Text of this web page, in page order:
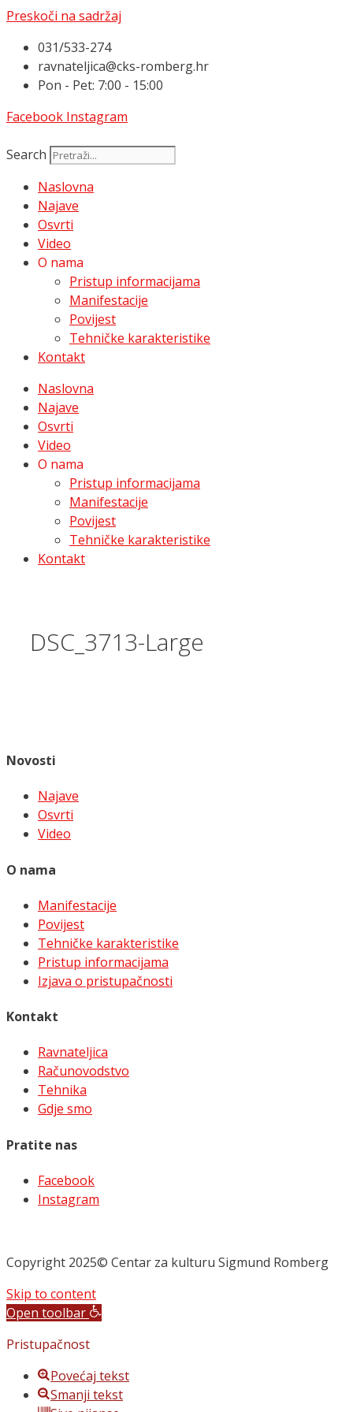
Preskoči na sadržaj
031/533-274
ravnateljica@cks-romberg.hr
Pon - Pet: 7:00 - 15:00
Facebook Instagram
Search
Naslovna
Najave
Osvrti
Video
O nama
Pristup informacijama
Manifestacije
Povijest
Tehničke karakteristike
Kontakt
Naslovna
Najave
Osvrti
Video
O nama
Pristup informacijama
Manifestacije
Povijest
Tehničke karakteristike
Kontakt
DSC_3713-Large
Novosti
Najave
Osvrti
Video
O nama
Manifestacije
Povijest
Tehničke karakteristike
Pristup informacijama
Izjava o pristupačnosti
Kontakt
Ravnateljica
Računovodstvo
Tehnika
Gdje smo
Pratite nas
Facebook
Instagram
Copyright 2025© Centar za kulturu Sigmund Romberg
Skip to content
Open toolbar
Pristupačnost
Povećaj tekst
Smanji tekst